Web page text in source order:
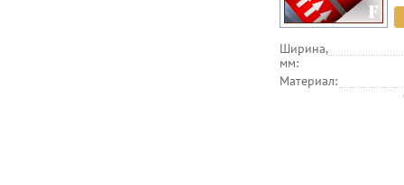
Ширина,
мм:
Материал: